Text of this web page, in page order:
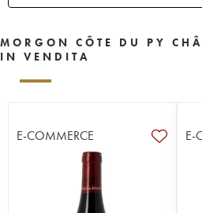
MORGON CÔTE DU PY
IN VENDITA
E-COMMERCE E-